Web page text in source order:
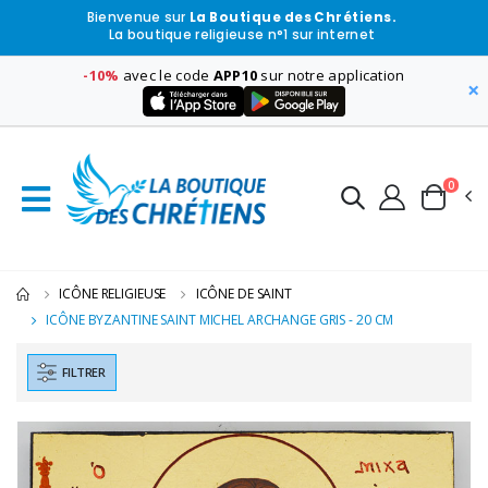
Bienvenue sur La Boutique des Chrétiens.
La boutique religieuse n°1 sur internet
-10% avec le code APP10 sur notre application
×
0
ICÔNE RELIGIEUSE
ICÔNE DE SAINT
ICÔNE BYZANTINE SAINT MICHEL ARCHANGE GRIS - 20 CM
FILTRER